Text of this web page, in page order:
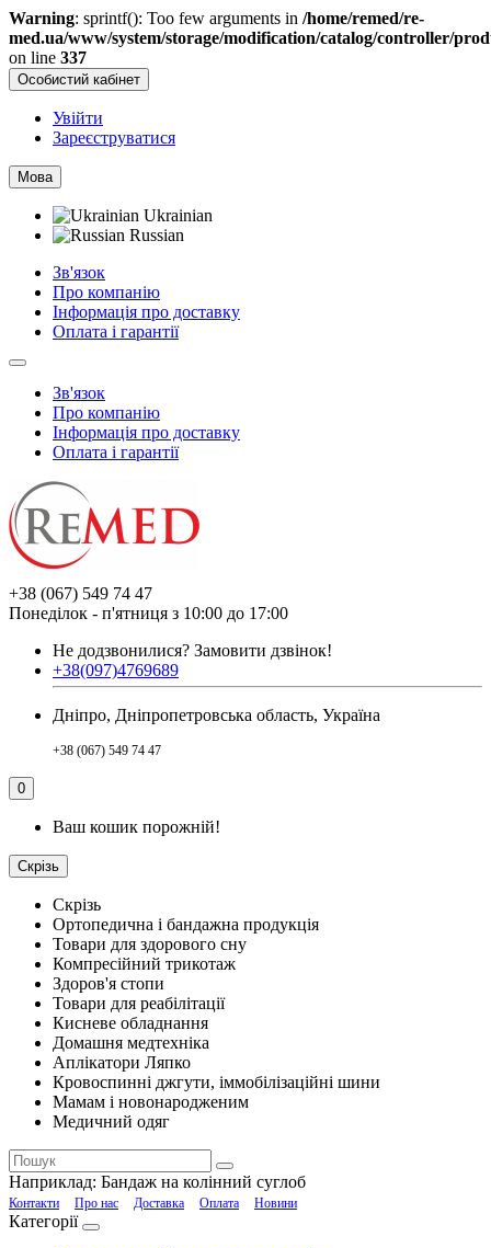
Warning: sprintf(): Too few arguments in /home/remed/re-
med.ua/www/system/storage/modification/catalog/controller/
on line 337
Особистий кабінет
Увійти
Зареєструватися
Мова
Ukrainian
Russian
Зв'язок
Про компанію
Інформація про доставку
Оплата і гарантії
Зв'язок
Про компанію
Інформація про доставку
Оплата і гарантії
+38 (067) 549 74 47
Понеділок - п'ятниця з 10:00 до 17:00
Не додзвонилися? Замовити дзвінок!
+38(097)4769689
Дніпро, Дніпропетровська область, Україна
+38 (067) 549 74 47
0
Ваш кошик порожній!
Скрізь
Скрізь
Ортопедична і бандажна продукція
Товари для здорового сну
Компресійний трикотаж
Здоров'я стопи
Товари для реабілітації
Кисневе обладнання
Домашня медтехніка
Аплікатори Ляпко
Кровоспинні джгути, іммобілізаційні шини
Мамам і новонародженим
Медичний одяг
Наприклад: Бандаж на колінний суглоб
Контакти Про нас Доставка Оплата Новини
Категорії